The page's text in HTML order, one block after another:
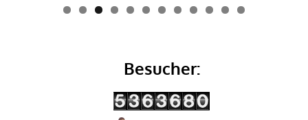
0 1 2
Besucher: